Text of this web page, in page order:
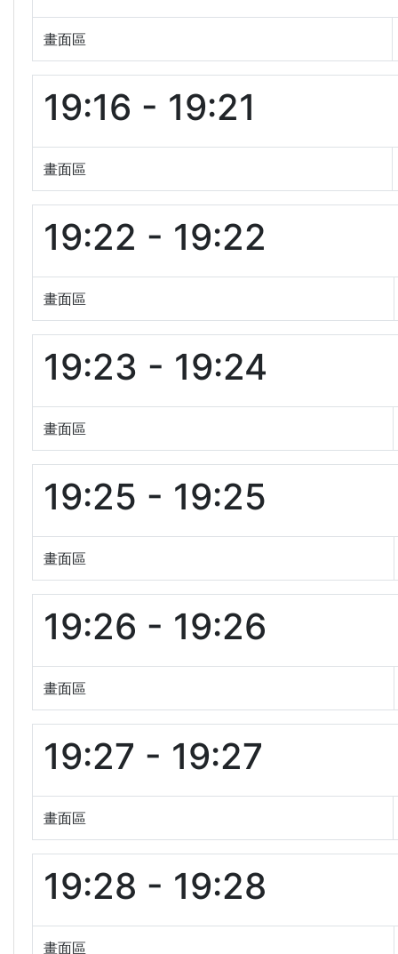
畫面區
19:16 - 19:21
畫面區
19:22 - 19:22
畫面區
19:23 - 19:24
畫面區
19:25 - 19:25
畫面區
19:26 - 19:26
畫面區
19:27 - 19:27
畫面區
19:28 - 19:28
畫面區